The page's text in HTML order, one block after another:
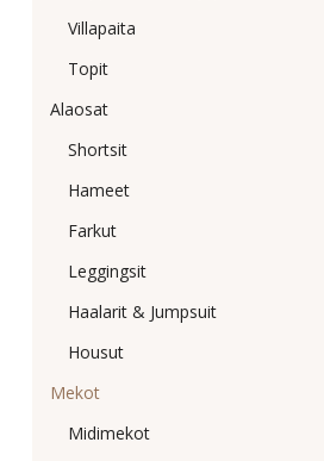
Villapaita
Topit
Alaosat
Shortsit
Hameet
Farkut
Leggingsit
Haalarit & Jumpsuit
Housut
Mekot
Midimekot